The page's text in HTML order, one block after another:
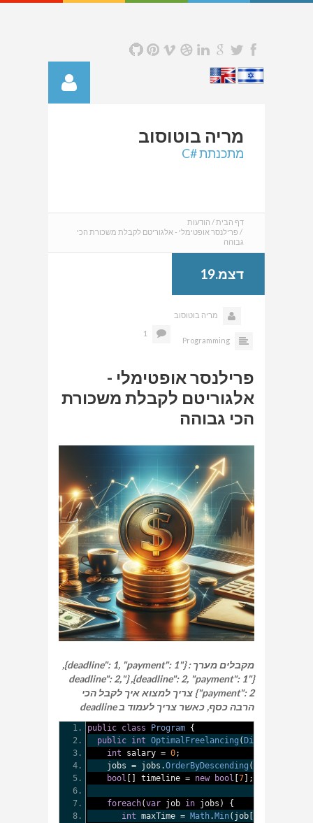
מריה בוטוסוב
מתכנתת #C
דף הבית
הודעות
פרילנסר אופטימלי - אלגוריטם לקבלת משכורת הכי
גבוהה
דצמ.19
מריה בוטוסוב
Programming
1
פרילנסר אופטימלי -
אלגוריטם לקבלת משכורת
הכי גבוהה
מקבלים מערך : {"deadline": 1, "payment": 1},
{"deadline": 2, "payment": 1}, {"deadline": 2,
"payment": 2} צריך למצוא איך לקבל הכי
הרבה כסף, כאשר צריך לעמוד ב deadline
public class Program {
public int OptimalFreelancing ( Dictionary
int salary = 0;
    jobs
= jobs .OrderByDescending (
bool
timeline = new bool 7 ];
foreach(var job in jobs )
{
int maxTime = Math. Min( job